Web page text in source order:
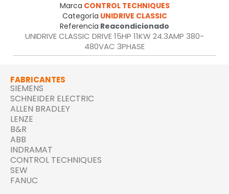
Marca CONTROL TECHNIQUES
Categoría UNIDRIVE CLASSIC
Referencia Reacondicionado
UNIDRIVE CLASSIC DRIVE 15HP 11KW 24.3AMP 380-
480VAC 3PHASE
FABRICANTES
SIEMENS
SCHNEIDER ELECTRIC
ALLEN BRADLEY
LENZE
B&R
ABB
INDRAMAT
CONTROL TECHNIQUES
SEW
FANUC